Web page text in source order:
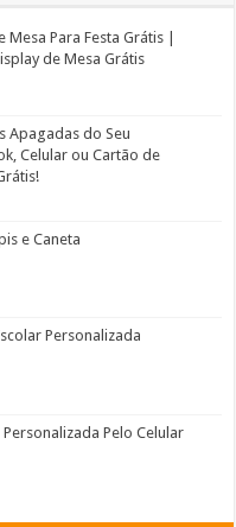
Para Festa Grátis |
de Mesa Grátis
Apagadas do Seu
Celular ou Cartão de
e Caneta
Personalizada
Pelo Celular